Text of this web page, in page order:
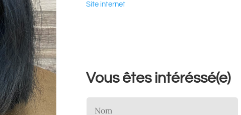
Site internet
Vous êtes intéréssé(e)